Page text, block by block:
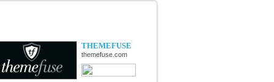
THEMEFUSE
themefuse.com